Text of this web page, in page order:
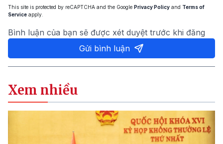
This site is protected by reCAPTCHA and the Google Privacy Policy and Terms of
Service apply.
Bình luận của bạn sẽ được xét duyệt trước khi đăng
Gửi bình luận
Xem nhiều